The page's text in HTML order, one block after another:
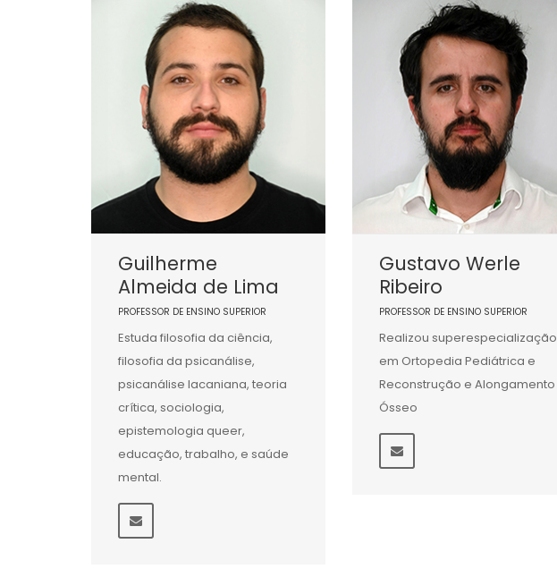
Guilherme
Almeida de Lima
PROFESSOR DE ENSINO SUPERIOR
Estuda filosofia da ciência,
filosofia da psicanálise,
psicanálise lacaniana, teoria
crítica, sociologia,
epistemologia queer,
educação, trabalho, e saúde
mental.
Gustavo Werle
Ribeiro
PROFESSOR DE ENSINO SUPERIOR
Realizou superespecialização
em Ortopedia Pediátrica e
Reconstrução e Alongamento
Ósseo